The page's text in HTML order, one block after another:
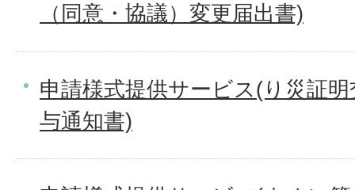
（同意・協議）変更届出書)
申請様式提供サービス(り災証
与通知書)